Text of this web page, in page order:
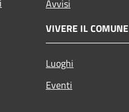
Avvisi
VIVERE IL COMUNE
Luoghi
Eventi